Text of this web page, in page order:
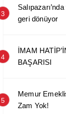
3
geri dönüyor
4
İMAM
BAŞARISI
5
Memur
Zam Yok!